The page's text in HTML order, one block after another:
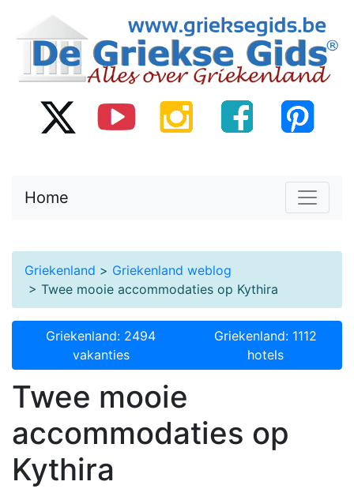
Home
Griekenland > Griekenland weblog
> Twee mooie accommodaties op Kythira
Griekenland: 2494
vakanties
Griekenland: 1112
hotels
Twee mooie
accommodaties op
Kythira